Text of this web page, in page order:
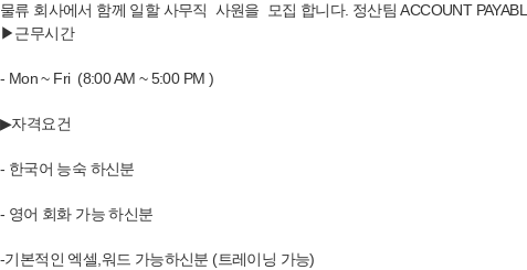
물류 회사에서 함께 일할 사무직 사원을 모집 합니다. 정산팀 ACCOUNT
▶근무시간
- Mon ~ Fri (8:00 AM ~ 5:00 PM )
▶자격요건
- 한국어 능숙 하신분
- 영어 회화 가능 하신분
-기본적인 엑셀,워드 가능하신분 (트레이닝 가능)